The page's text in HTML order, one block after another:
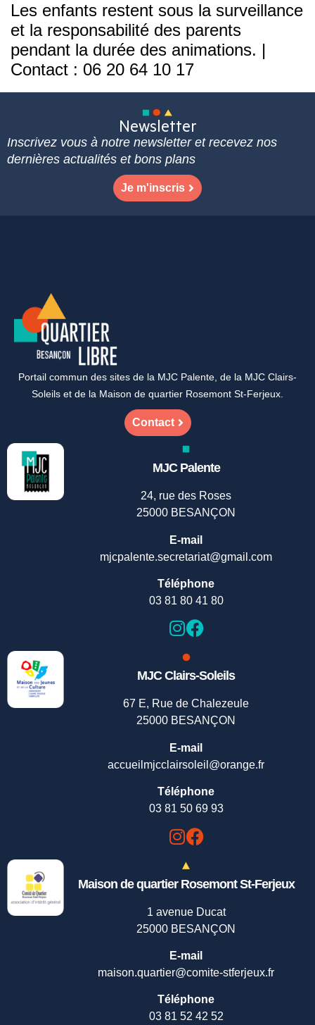
Les enfants restent sous la surveillance
et la responsabilité des parents
pendant la durée des animations. |
Contact : 06 20 64 10 17
Newsletter
Inscrivez vous à notre newsletter et recevez nos
dernières actualités et bons plans
Je m'inscris
Portail commun des sites de la MJC Palente, de la MJC Clairs-
Soleils et de la Maison de quartier Rosemont St-Ferjeux.
Contact
MJC Palente
24, rue des Roses
25000 BESANÇON
E-mail
mjcpalente.secretariat@gmail.com
Téléphone
03 81 80 41 80
MJC Clairs-Soleils
67 E, Rue de Chalezeule
25000 BESANÇON
E-mail
accueilmjcclairsoleil@orange.fr
Téléphone
03 81 50 69 93
Maison de quartier Rosemont St-Ferjeux
1 avenue Ducat
25000 BESANÇON
E-mail
maison.quartier@comite-stferjeux.fr
Téléphone
03 81 52 42 52